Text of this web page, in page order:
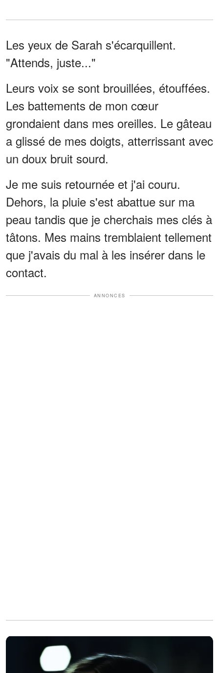
Les yeux de Sarah s'écarquillent.
"Attends, juste..."
Leurs voix se sont brouillées, étouffées.
Les battements de mon cœur
grondaient dans mes oreilles. Le gâteau
a glissé de mes doigts, atterrissant avec
un doux bruit sourd.
Je me suis retournée et j'ai couru.
Dehors, la pluie s'est abattue sur ma
peau tandis que je cherchais mes clés à
tâtons. Mes mains tremblaient tellement
que j'avais du mal à les insérer dans le
contact.
ANNONCES